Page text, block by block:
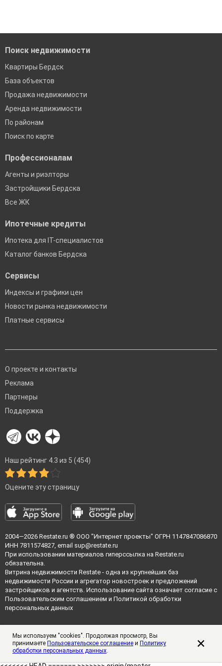
Поиск недвижимости
Квартиры Бердск
База объектов
Продажа недвижимости
Аренда недвижимости
По районам
Поиск по карте
Профессионалам
Агенты и риэлторы
Застройщики Бердска
Все ЖК
Ипотечные кредиты
Ипотека для IT-специалистов
Каталог банков Бердска
Сервисы
Индексы и графики цен
Новости рынка недвижимости
Платные сервисы
О проекте и контакты
Реклама
Партнеры
Поддержка
Наш рейтинг 4.3 из 5 (454)
Оцените эту страницу
2004—2026 Restate.ru ® ООО "Интернет проекты" ОГРН 1147847086870
ИНН 7811574827, email sup@restate.ru
При использовании материалов гиперссылка на Restate.ru
обязательна.
Витрина недвижимости Restate - одна из крупнейших баз
недвижимости России и агрегатор новостроек и предложений
застройщиков и агентств. Использование сайта означает согласие с
Пользовательским соглашением и Политикой обработки
персональных данных
Мы используем "cookies". Продолжая просмотр, Вы
принимаете Пользовательское соглашение и Политику
обработки персональных данных.